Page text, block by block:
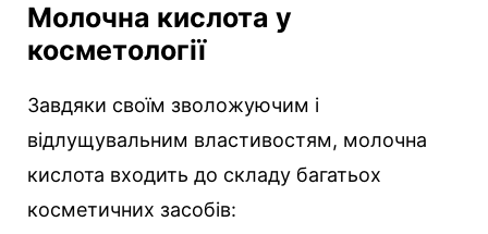
Молочна кислота у
косметології
Завдяки своїм зволожуючим і
відлущувальним властивостям, молочна
кислота входить до складу багатьох
косметичних засобів: